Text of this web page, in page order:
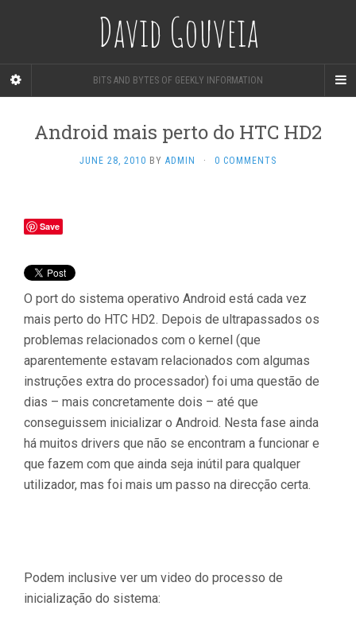
David Gouveia
BITS AND BYTES OF GEEKLY INFORMATION
Android mais perto do HTC HD2
JUNE 28, 2010 BY ADMIN · 0 COMMENTS
Save
O port do sistema operativo Android está cada vez
mais perto do HTC HD2. Depois de ultrapassados os
problemas relacionados com o kernel (que
aparentemente estavam relacionados com algumas
instruções extra do processador) foi uma questão de
dias – mais concretamente dois – até que
conseguissem inicializar o Android. Nesta fase ainda
há muitos drivers que não se encontram a funcionar e
que fazem com que ainda seja inútil para qualquer
utilizador, mas foi mais um passo na direcção certa.
Podem inclusive ver um video do processo de
inicialização do sistema: